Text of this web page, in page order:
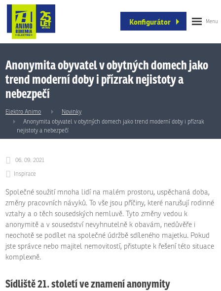
Konfigurátor
Anonymita obyvatel v obytných domech jako
trend moderní doby i přízrak nejistoty a
nebezpečí
Elektro Animo
Novinky
Anonymita obyvatel v obytných domech jako trend moderní doby i přízrak
nejistoty a nebezpečí
06. 09. 2021
Inspirace
Společné soužití mnoha lidí na malém prostoru, uspěchaná doba,
změny pracovních návyků. To vše jsou příčiny, které narušují rodinné
vztahy a o těch sousedských nemluvě. Tyto změny vedou k
anonymitě a v sousedství nevyhnutelně k obavám, nedůvěře i
neochotě se podílet na společné údržbě sdíleného majetku. Pokud
jste správce nebo majitel nemovitostí, přistupte k řešení této situace
komplexně.
Sídliště 21. století ve znamení anonymity